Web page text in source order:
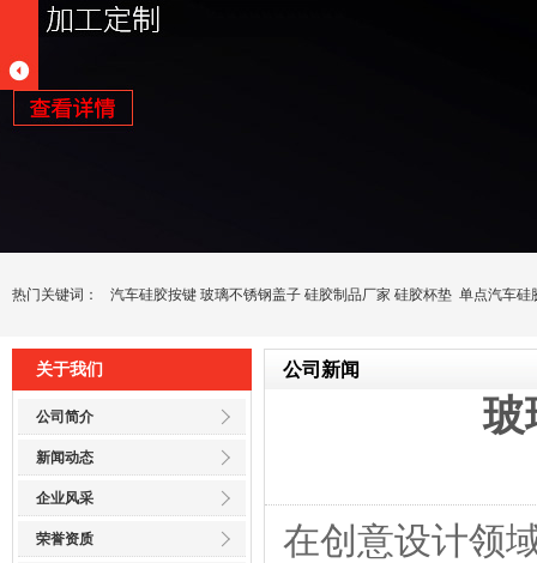
热门关键词： 汽车硅胶按键 玻璃不锈钢盖子 硅胶制品厂家 硅胶杯垫 单点汽车硅
关于我们
公司简介
新闻动态
企业风采
荣誉资质
公司新闻
玻
在创意设计领